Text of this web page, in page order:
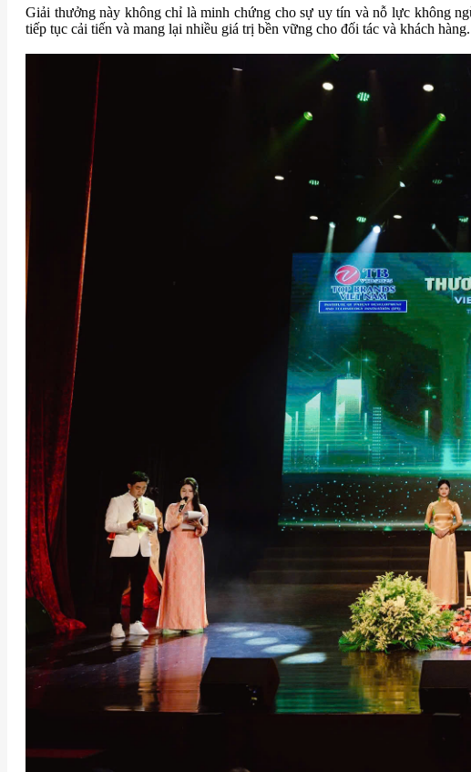
Giải thưởng này không chỉ là minh chứng cho sự uy tín và nỗ lực không
tiếp tục cải tiến và mang lại nhiều giá trị bền vững cho đối tác và khách hàng.